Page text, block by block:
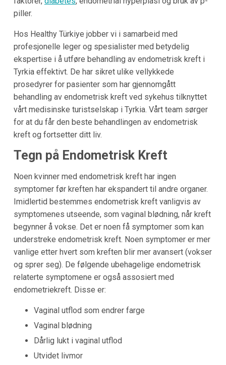
piller.
Hos Healthy Türkiye jobber vi i samarbeid med
profesjonelle leger og spesialister med betydelig
ekspertise i å utføre behandling av endometrisk kreft i
Tyrkia effektivt. De har sikret ulike vellykkede
prosedyrer for pasienter som har gjennomgått
behandling av endometrisk kreft ved sykehus tilknyttet
vårt medisinske turistselskap i Tyrkia. Vårt team sørger
for at du får den beste behandlingen av endometrisk
kreft og fortsetter ditt liv.
Tegn på Endometrisk Kreft
Noen kvinner med endometrisk kreft har ingen
symptomer før kreften har ekspandert til andre organer.
Imidlertid bestemmes endometrisk kreft vanligvis av
symptomenes utseende, som vaginal blødning, når kreft
begynner å vokse. Det er noen få symptomer som kan
understreke endometrisk kreft. Noen symptomer er mer
vanlige etter hvert som kreften blir mer avansert (vokser
og sprer seg). De følgende ubehagelige endometrisk
relaterte symptomene er også assosiert med
endometriekreft. Disse er:
Vaginal utflod som endrer farge
Vaginal blødning
Dårlig lukt i vaginal utflod
Utvidet livmor